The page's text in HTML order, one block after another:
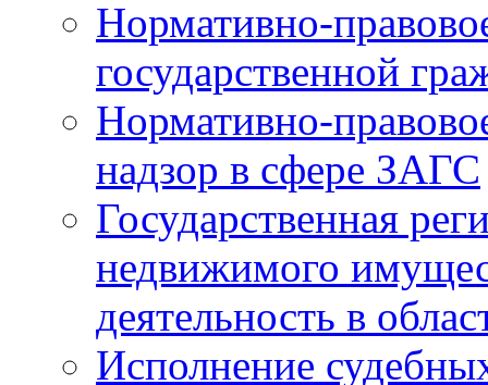
Нормативно-
государственной
Нормативно-
надзор в сфере ЗАГС
Государственная
недвижимого
деятельность в
Исполнение